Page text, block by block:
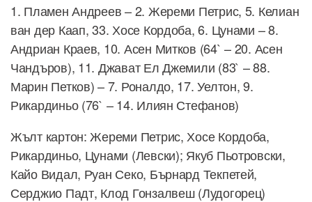
1. Пламен Андреев – 2. Жереми Петрис, 5. Келиан
ван дер Каап, 33. Хосе Кордоба, 6. Цунами – 8.
Андриан Краев, 10. Асен Митков (64` – 20. Асен
Чандъров), 11. Джават Ел Джемили (83` – 88.
Марин Петков) – 7. Роналдо, 17. Уелтон, 9.
Рикардиньо (76` – 14. Илиян Стефанов)
Жълт картон: Жереми Петрис, Хосе Кордоба,
Рикардиньо, Цунами (Левски); Якуб Пьотровски,
Кайо Видал, Руан Секо, Бърнард Текпетей,
Серджио Падт, Клод Гонзалвеш (Лудогорец)